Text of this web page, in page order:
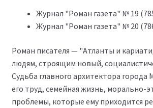
Журнал "Роман газета" № 19
Журнал "Роман газета" № 20
Роман писателя — "Атланты и
людям, строящим новый,
Судьба главного архитектора города
его труд, семейная жизнь, морально-
проблемы, которые ему приходится